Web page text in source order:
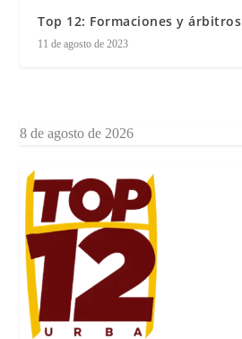
Top 12: Formaciones y árbitros
11 de agosto de 2023
8 de agosto de 2026